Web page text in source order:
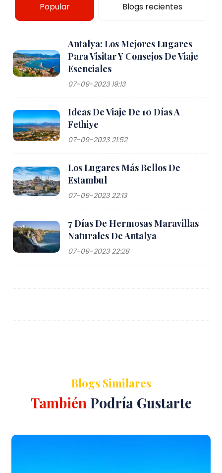
Popular Blogs recientes
Antalya: Los Mejores Lugares
Para Visitar Y Consejos De Viaje
Esenciales
07-09-2023 19:13
Ideas De Viaje De 10 Días A
Fethiye
07-09-2023 21:52
Los Lugares Más Bellos De
Estambul
07-09-2023 22:13
7 Días De Hermosas Maravillas
Naturales De Antalya
07-09-2023 22:28
Blogs Similares
También Podría Gustarte